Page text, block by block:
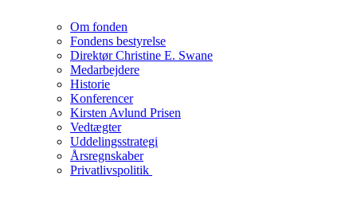
Om fonden
Fondens bestyrelse
Direktør Christine E. Swane
Medarbejdere
Historie
Konferencer
Kirsten Avlund Prisen
Vedtægter
Uddelingsstrategi
Årsregnskaber
Privatlivspolitik